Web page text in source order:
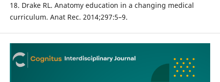
18. Drake RL. Anatomy education in a changing medical
curriculum. Anat Rec. 2014;297:5–9.